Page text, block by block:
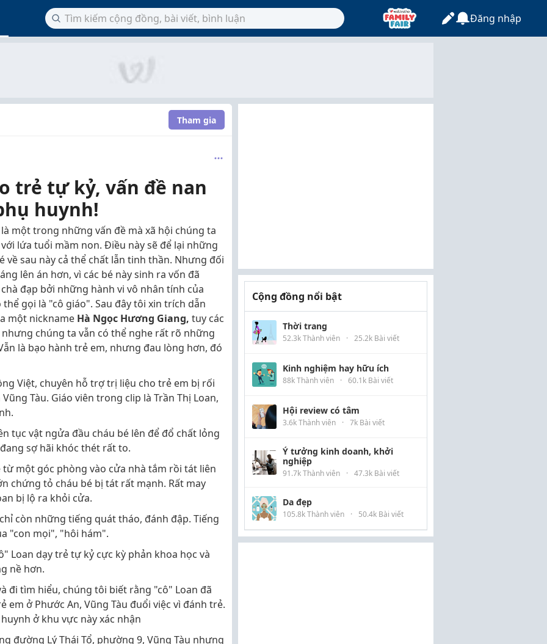
Đăng nhập
Tham gia
trẻ tự kỷ, vấn đề nan
huynh!
một trong những vấn đề mà xã hội chúng ta
lứa tuổi mầm non. Điều này sẽ để lại những
về sau này cả thể chất lẫn tinh thần. Nhưng đối
lên án hơn, vì các bé này sinh ra vốn đã
đạp bởi những hành vi vô nhân tính của
gọi là "cô giáo". Sau đây tôi xin trích dẫn
một nickname Hà Ngọc Hương Giang, tuy các
chúng ta vẫn có thể nghe rất rõ những
là bạo hành trẻ em, nhưng đau lòng hơn, đó
Việt, chuyên hỗ trợ trị liệu cho trẻ em bị rối
Tàu. Giáo viên trong clip là Trần Thị Loan,
tục vật ngửa đầu cháu bé lên để đổ chất lỏng
sợ hãi khóc thét rất to.
một góc phòng vào cửa nhà tắm rồi tát liên
chứng tỏ cháu bé bị tát rất mạnh. Rất may
bị lộ ra khỏi cửa.
còn những tiếng quát tháo, đánh đập. Tiếng
"con mọi", "hôi hám".
Loan dạy trẻ tự kỷ cực kỳ phản khoa học và
nề hơn.
đi tìm hiểu, chúng tôi biết rằng "cô" Loan đã
ở Phước An, Vũng Tàu đuổi việc vì đánh trẻ.
ở khu vực này xác nhận
đường Lý Thái Tổ, phường 9, Vũng Tàu nhưng
Cộng đồng nổi bật
Thời trang
52.3k Thành viên · 25.2k Bài viết
Kinh nghiệm hay hữu ích
88k Thành viên · 60.1k Bài viết
Hội review có tâm
3.6k Thành viên · 7k Bài viết
Ý tưởng kinh doanh, khởi
nghiệp
91.7k Thành viên · 47.3k Bài viết
Da đẹp
105.8k Thành viên · 50.4k Bài viết